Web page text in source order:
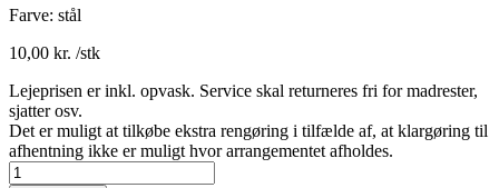
Farve: stål
10,00 kr. /stk
Lejeprisen er inkl. opvask. Service skal returneres fri for madrester,
sjatter osv.
Det er muligt at tilkøbe ekstra rengøring i tilfælde af, at klargøring til
afhentning ikke er muligt hvor arrangementet afholdes.
Opøser